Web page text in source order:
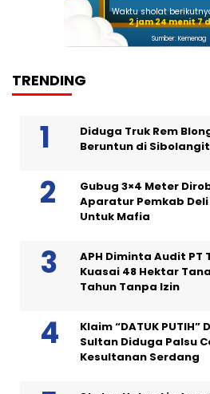
Waktu sholat
2 jam 24 menit 6
Sumber: Kemenag
TRENDING
Diduga Truk Rem
Beruntun di Sibolangit
Gubug 3×4 Meter
Aparatur Pemkab
Untuk Mafia
APH Diminta Audit PT
Kuasai 48 Hektar
Tahun Tanpa Izin
Klaim “DATUK PUTIH”
Sultan Diduga Palsu
Kesultanan Serdang